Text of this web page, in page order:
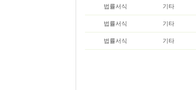
법률서식 기타
법률서식 기타
법률서식 기타